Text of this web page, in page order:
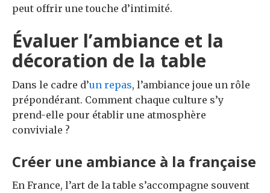
peut offrir une touche d’intimité.
Évaluer l’ambiance et la
décoration de la table
Dans le cadre d’un repas, l’ambiance joue un rôle
prépondérant. Comment chaque culture s’y
prend-elle pour établir une atmosphère
conviviale ?
Créer une ambiance à la française
En France, l’art de la table s’accompagne souvent